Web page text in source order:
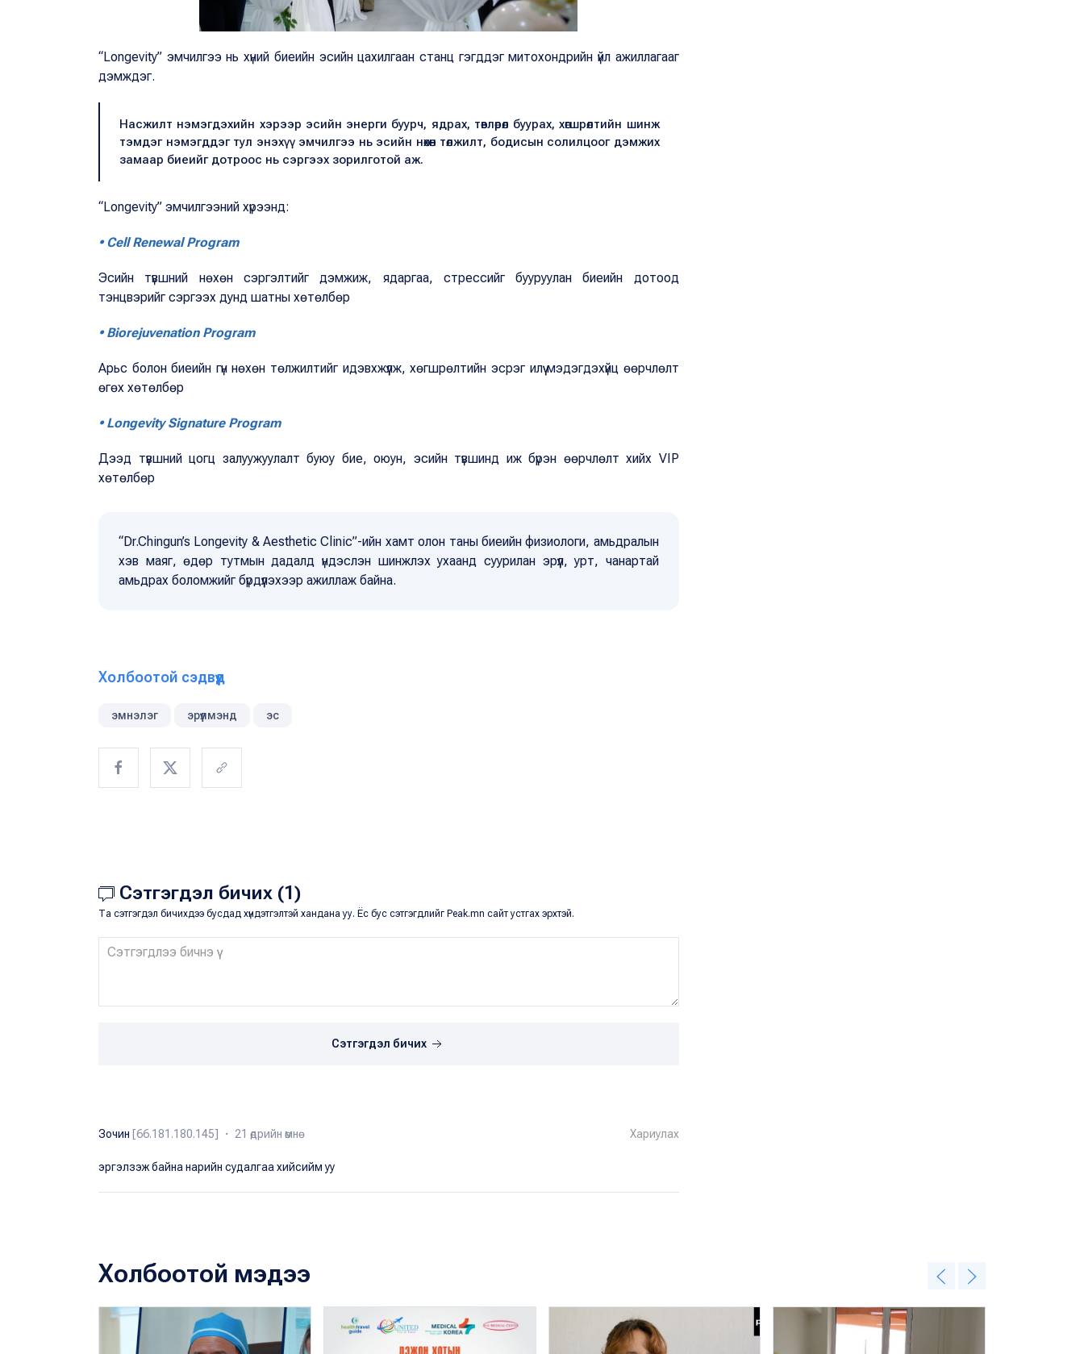
“Longevity” эмчилгээ нь хүний биеийн эсийн цахилгаан станц гэгддэг митохондрийн үйл ажиллагааг
дэмждэг.
Насжилт нэмэгдэхийн хэрээр эсийн энерги буурч, ядрах, төвлөрөл буурах, хөгшрөлтийн шинж
тэмдэг нэмэгддэг тул энэхүү эмчилгээ нь эсийн нөхөн төлжилт, бодисын солилцоог дэмжих
замаар биеийг дотроос нь сэргээх зорилготой аж.
“Longevity” эмчилгээний хүрээнд:
• Cell Renewal Program
Эсийн түвшний нөхөн сэргэлтийг дэмжиж, ядаргаа, стрессийг бууруулан биеийн дотоод
тэнцвэрийг сэргээх дунд шатны хөтөлбөр
• Biorejuvenation Program
Арьс болон биеийн гүн нөхөн төлжилтийг идэвхжүүлж, хөгшрөлтийн эсрэг илүү мэдэгдэхүйц өөрчлөлт
өгөх хөтөлбөр
• Longevity Signature Program
Дээд түвшний цогц залуужуулалт буюу бие, оюун, эсийн түвшинд иж бүрэн өөрчлөлт хийх VIP
хөтөлбөр
“Dr.Chingun’s Longevity & Aesthetic Clinic”-ийн хамт олон таны биеийн физиологи, амьдралын
хэв маяг, өдөр тутмын дадалд үндэслэн шинжлэх ухаанд суурилан эрүүл, урт, чанартай
амьдрах боломжийг бүрдүүлэхээр ажиллаж байна.
Холбоотой сэдвүүд
эмнэлэг эрүүлмэнд эс
Сэтгэгдэл бичих (1)
Та сэтгэгдэл бичихдээ бусдад хүндэтгэлтэй хандана уу. Ёс бус сэтгэгдлийг Peak.mn сайт устгах эрхтэй.
Сэтгэгдэл бичих
Зочин [66.181.180.145] ・ 21 өдрийн өмнө Хариулах
эргэлзэж байна нарийн судалгаа хийсийм уу
Холбоотой мэдээ